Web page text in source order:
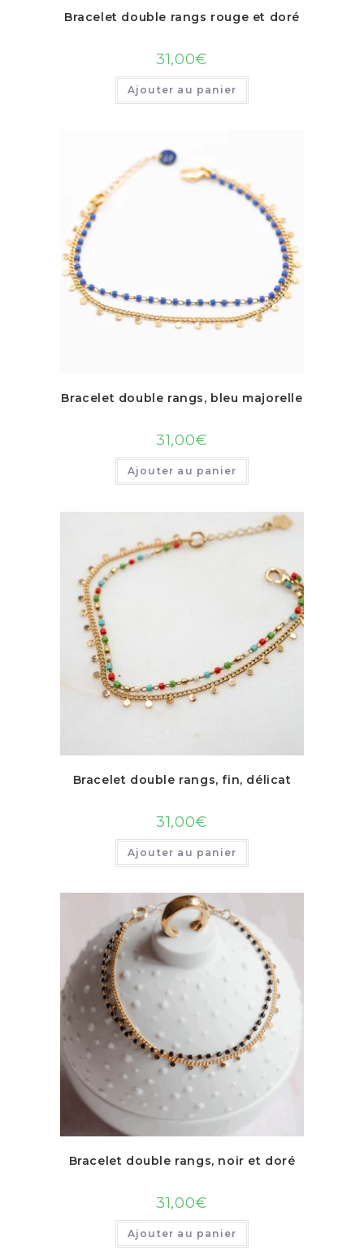
Bracelet double rangs rouge et doré
31,00€
Ajouter au panier
Bracelet double rangs, bleu majorelle
31,00€
Ajouter au panier
Bracelet double rangs, fin, délicat
31,00€
Ajouter au panier
Bracelet double rangs, noir et doré
31,00€
Ajouter au panier